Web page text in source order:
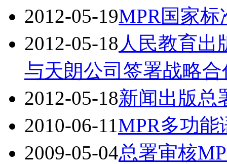
2012-05-19MPR国家
2012-05-18 人民教育出
与天朗公司签署战略
2012-05-18新闻出版总
2010-06-11 MPR多功
2009-05-04总署审核